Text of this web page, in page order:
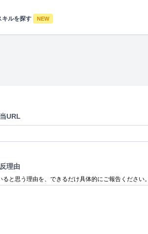
キルを探す NEW
URL
理由
ると思う理由を、できるだけ具体的にご報告ください。